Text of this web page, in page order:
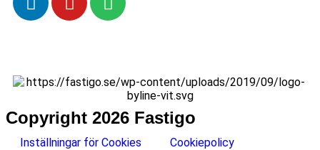
Copyright 2026 Fastigo
Inställningar för Cookies Cookiepolicy